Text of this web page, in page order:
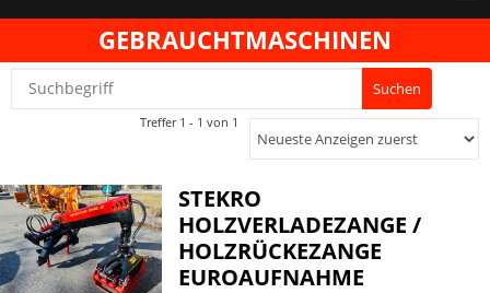
GEBRAUCHTMASCHINEN
Treffer 1 - 1 von 1
STEKRO
HOLZVERLADEZANGE /
HOLZRÜCKEZANGE
EUROAUFNAHME